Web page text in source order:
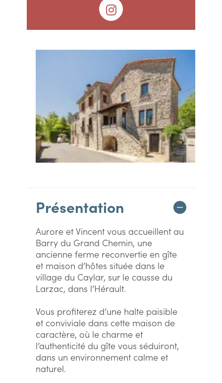
Présentation
Aurore et Vincent vous accueillent au
Barry du Grand Chemin, une
ancienne ferme reconvertie en gîte
et maison d’hôtes située dans le
village du Caylar, sur le causse du
Larzac, dans l’Hérault.
Vous profiterez d’une halte paisible
et conviviale dans cette maison de
caractère, où le charme et
l’authenticité du gîte vous séduiront,
dans un environnement calme et
naturel.